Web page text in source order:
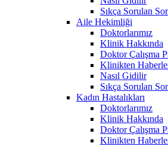
Sıkça Sorulan
Aile Hekimliği
Doktorlarımız
Klinik Hakkında
Doktor Çalışma
Klinikten
Nasıl Gidilir
Sıkça Sorulan
Kadın Hastalıkları
Doktorlarımız
Klinik Hakkında
Doktor Çalışma
Klinikten